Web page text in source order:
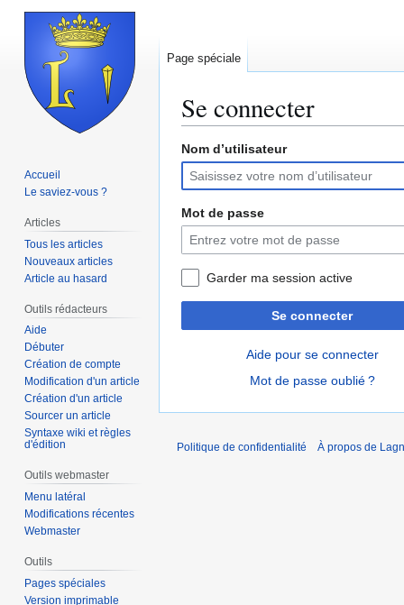
Se connecter
Aller
la
navigation
Aller
la
recherche
Nom d’utilisateur
Mot de passe
Garder ma session active
Se connecter
Aide pour se connecter
Mot de passe oublié ?
Page spéciale
Accueil
Le saviez-vous ?
Articles
Tous les articles
Nouveaux articles
Article au hasard
Outils rédacteurs
Aide
Débuter
Création de compte
Modification d'un article
Création d'un article
Sourcer un article
Syntaxe wiki et règles
d'édition
Outils webmaster
Menu latéral
Modifications récentes
Webmaster
Outils
Pages spéciales
Version imprimable
Politique de confidentialité À propos de